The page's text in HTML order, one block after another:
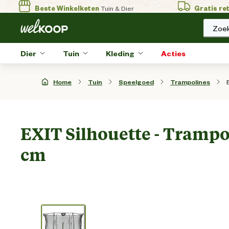
Beste WinkelketenTuin & Dier Gratis
Dier Tuin Kleding Acties
Home Tuin Speelgoed Trampolines
EXIT Silhouette -
cm